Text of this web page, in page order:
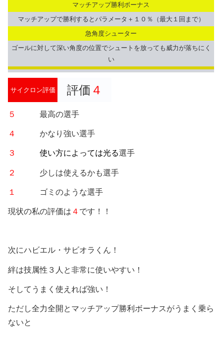
マッチアップ勝利ボーナス
マッチアップで勝利するとパラメータ＋１０％（最大１回まで）
急角度シューター
ゴールに対して深い角度の位置でシュートを放っても威力が落ちにく
い
サイクロン評価 評価 ４
５ 最高の選手
４ かなり強い選手
３ 使い方によっては光る選手
２ 少しは使えるかも選手
１ ゴミのような選手
現状の私の評価は ４ です！！
次にハビエル・サビオラくん！
絆は技属性３人と非常に使いやすい！
そしてうまく使えれば強い！
ただし全力全開とマッチアップ勝利ボーナスがうまく乗ら
ないと